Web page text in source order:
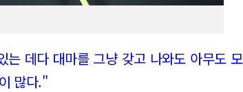
데다 대마를 그냥 갖고 나와도 아무도 모
많다."